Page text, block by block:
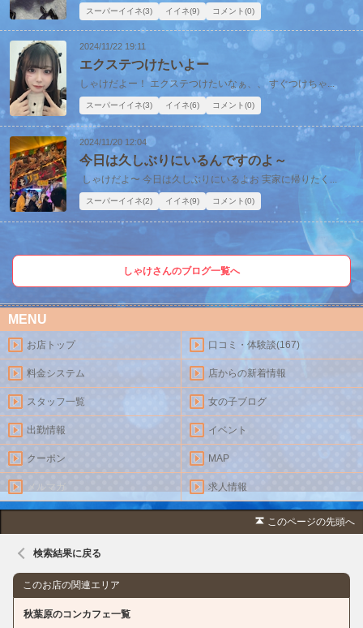
スーパーイイネ(3) イイネ(9) コメント(0)
2024/11/22 19:11
エクステつけたいよー
しゃけだよー！ エクステつけたいなぁ、、 すぐつけちゃ...
スーパーイイネ(3) イイネ(6) コメント(0)
2024/11/20 12:04
今日は久しぶりにいるんですのよ～
しゃけだよ〜 今日は久しぶりにいるよお 実家に帰りたく...
スーパーイイネ(2) イイネ(9) コメント(0)
しゃけさんのブログ一覧へ
MENU
お店トップ 口コミ・体験談(167)
料金システム 店からの新着情報
スタッフ一覧 女の子ブログ
出勤情報 イベント
クーポン MAP
メルマガ 求人情報
このページの先頭へ
検索結果に戻る
このお店の関連エリア
秋葉原のコンカフェ一覧